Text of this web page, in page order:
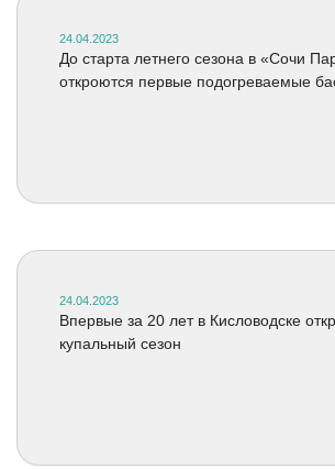
24.04.2023
До старта летнего сезона в «Сочи
откроются первые подогреваемые
24.04.2023
Впервые за 20 лет в Кисловодске
купальный сезон